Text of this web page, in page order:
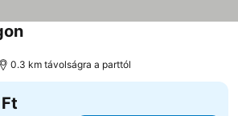
0.3 km távolságra a parttól